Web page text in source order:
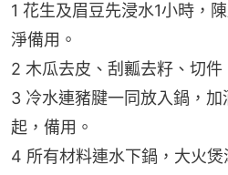
1 花生及眉豆先浸水1小時，
淨備用。
2 木瓜去皮、刮瓤去籽、切件
3 冷水連豬腱一同放入鍋，
起，備用。
4 所有材料連水下鍋，大火